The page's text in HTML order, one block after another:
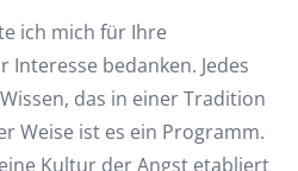
ich mich für Ihre
bedanken. Jedes
das in einer Tradition
Weise ist es ein Programm.
Kultur der Angst etabliert